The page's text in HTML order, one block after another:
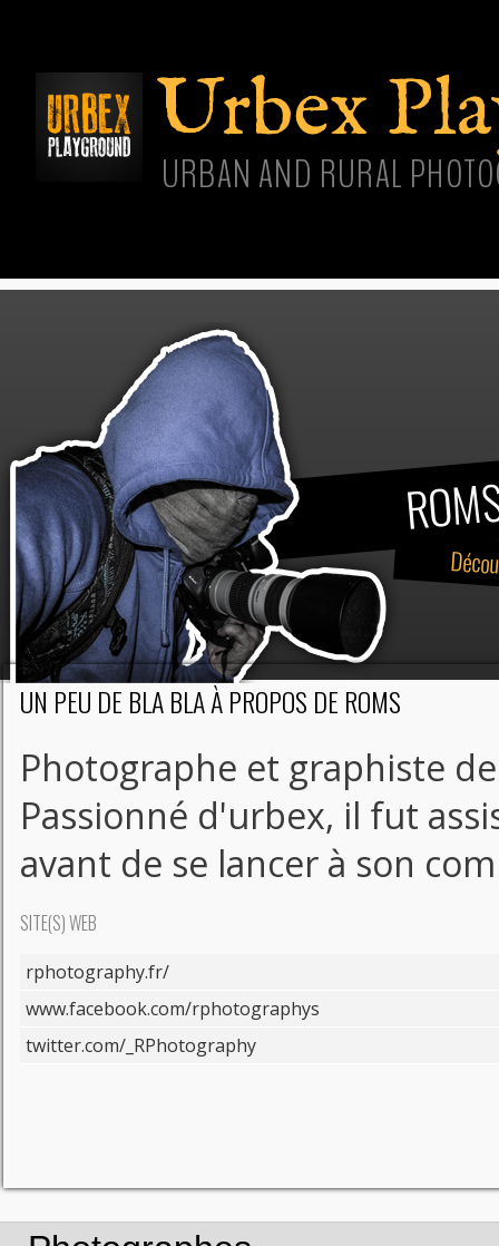
Urbex
URBAN AND RURAL
UN PEU DE BLA BLA À PROPOS DE ROMS
Photographe et graphiste
Passionné d'urbex, il fut
avant de se lancer à son
SITE(S) WEB
rphotography.fr/
www.facebook.com/rphotographys
twitter.com/_RPhotography